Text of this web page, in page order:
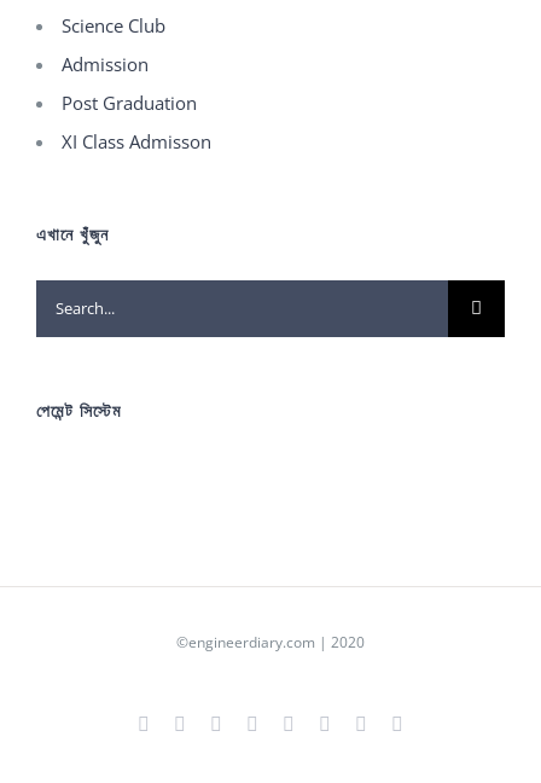
Science Club
Admission
Post Graduation
XI Class Admisson
এখানে খুঁজুন
Search
for:
পেমেন্ট সিস্টেম
©engineerdiary.com | 2020
Facebook YouTubeInstagramLinkedInPinterestTumblr